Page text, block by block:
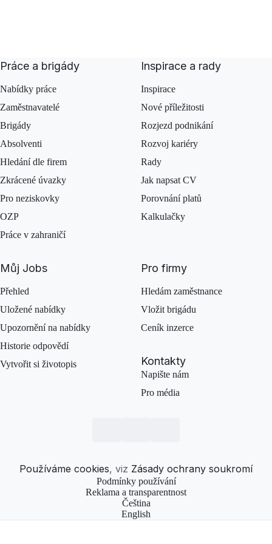
Práce a brigády
Nabídky práce
Zaměstnavatelé
Brigády
Absolventi
Hledání dle firem
Zkrácené úvazky
Pro neziskovky
OZP
Práce v zahraničí
Inspirace a rady
Inspirace
Nové příležitosti
Rozjezd podnikání
Rozvoj kariéry
Rady
Jak napsat CV
Porovnání platů
Kalkulačky
Můj Jobs
Přehled
Uložené nabídky
Upozornění na nabídky
Historie odpovědí
Vytvořit si životopis
Pro firmy
Hledám zaměstnance
Vložit brigádu
Ceník inzerce
Kontakty
Napište nám
Pro média
Používáme cookies, viz Zásady ochrany soukromí
Podmínky používání
Reklama a transparentnost
Čeština
English